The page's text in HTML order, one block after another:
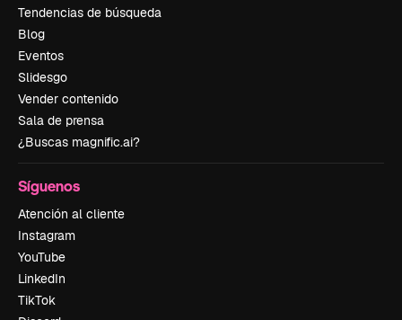
Tendencias de búsqueda
Blog
Eventos
Slidesgo
Vender contenido
Sala de prensa
¿Buscas magnific.ai?
Síguenos
Atención al cliente
Instagram
YouTube
LinkedIn
TikTok